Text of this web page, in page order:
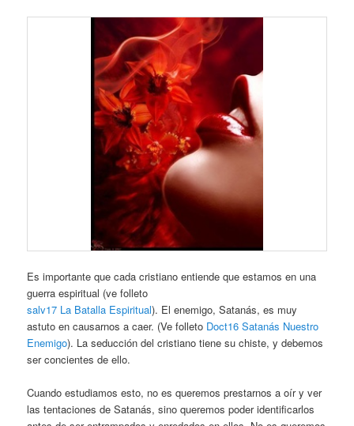
Es importante que cada cristiano entiende que estamos en una
guerra espiritual (ve folleto
salv17 La Batalla Espiritual). El enemigo, Satanás, es muy
astuto en causarnos a caer. (Ve folleto Doct16 Satanás Nuestro
Enemigo). La seducción del cristiano tiene su chiste, y debemos
ser concientes de ello.
Cuando estudiamos esto, no es queremos prestarnos a oír y ver
las tentaciones de Satanás, sino queremos poder identificarlos